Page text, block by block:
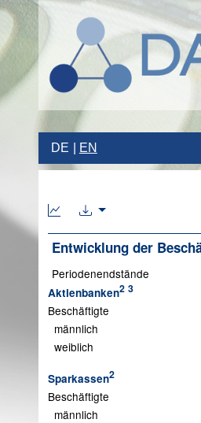
DE EN
Entwicklung der
Periodenendstände
Aktienbanken2 3
Beschäftigte
männlich
weiblich
Sparkassen2
Beschäftigte
männlich